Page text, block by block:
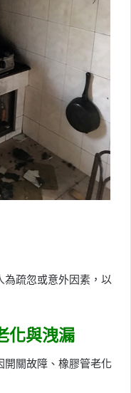
為疏忽或意外因素，以
化與洩漏
開關故障、橡膠管老化